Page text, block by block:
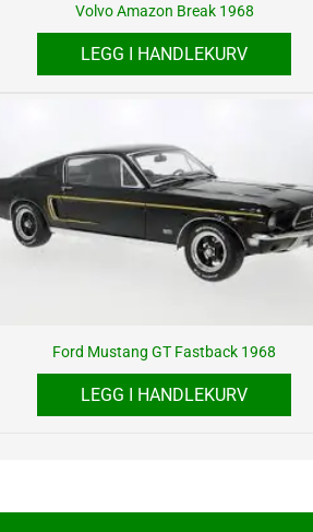
Volvo Amazon Break 1968
LEGG I HANDLEKURV
Ford Mustang GT Fastback 1968
LEGG I HANDLEKURV